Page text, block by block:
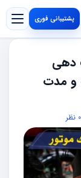
پشتیبانی فوری
دهی
و مدت